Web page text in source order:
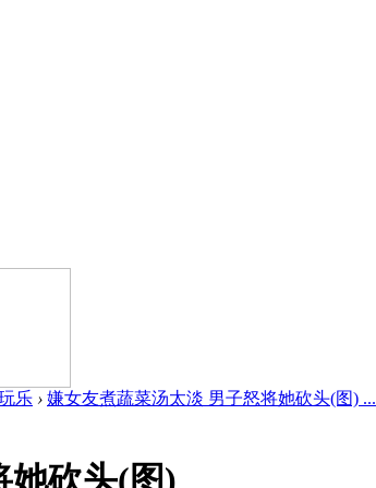
乐 › 嫌女友煮蔬菜汤太淡 男子怒将她砍头(图) ...
她砍头(图)